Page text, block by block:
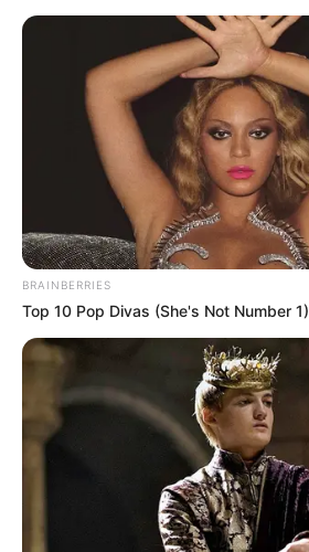
BRAINBERRIES
Top 10 Pop Divas (She's Not Number 1)